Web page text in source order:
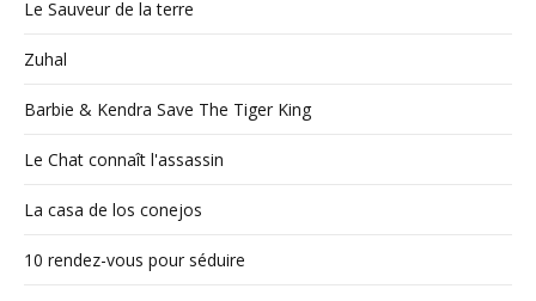
Le Sauveur de la terre
Zuhal
Barbie & Kendra Save The Tiger King
Le Chat connaît l'assassin
La casa de los conejos
10 rendez-vous pour séduire